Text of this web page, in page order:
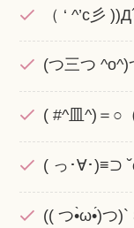
（ ‘ ^’c彡
(つ三つ
( #^皿^)＝○（
( っ･∀･)≡⊃
(( つ•̀ω•́)つ)`